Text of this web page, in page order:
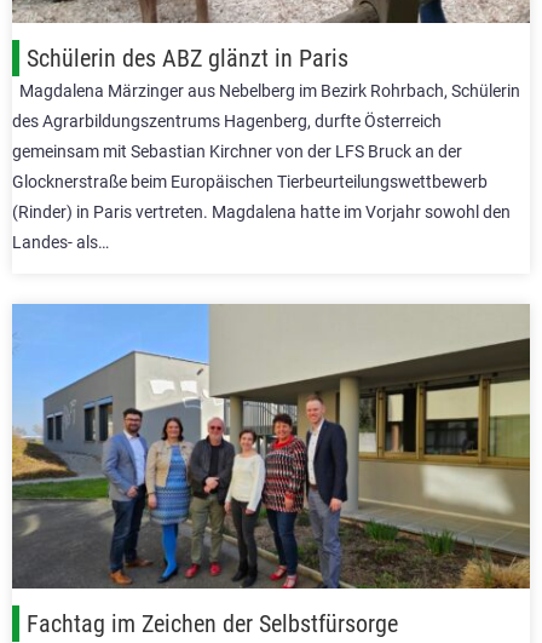
Schülerin des ABZ glänzt in Paris
Magdalena Märzinger aus Nebelberg im Bezirk Rohrbach, Schülerin
des Agrarbildungszentrums Hagenberg, durfte Österreich
gemeinsam mit Sebastian Kirchner von der LFS Bruck an der
Glocknerstraße beim Europäischen Tierbeurteilungswettbewerb
(Rinder) in Paris vertreten. Magdalena hatte im Vorjahr sowohl den
Landes- als…
Fachtag im Zeichen der Selbstfürsorge